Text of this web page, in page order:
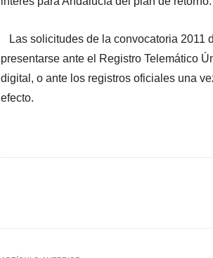
Las solicitudes de la convocatoria 2011
presentarse ante el Registro Telemático
digital, o ante los registros oficiales una
efecto.